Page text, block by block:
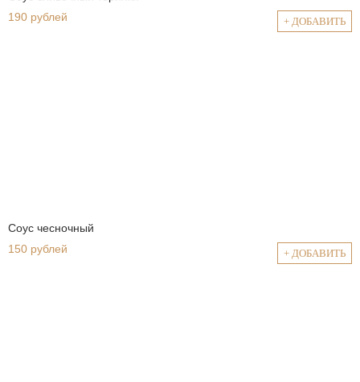
190 рублей
+ ДОБАВИТЬ
Соус чесночный
150 рублей
+ ДОБАВИТЬ